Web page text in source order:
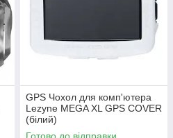
GPS Чохол для комп'ютера
Lezyne MEGA XL GPS COVER
(білий)